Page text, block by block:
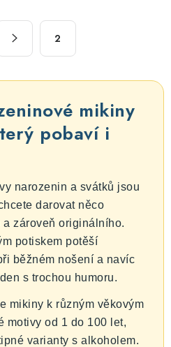
2
mikiny
pobaví i
narozenin a svátků jsou
darovat něco
zároveň originálního.
potiskem potěší
běžném nošení a navíc
s trochou humoru.
mikiny k různým věkovým
motivy od 1 do 100 let,
varianty s alkoholem.